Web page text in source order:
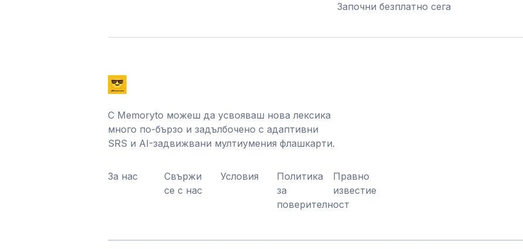
Започни безплатно сега
С Memoryto можеш да усвояваш нова лексика
много по-бързо и задълбочено с адаптивни
SRS и AI-задвижвани мултиумения флашкарти.
За нас
Свържи
се с нас
Условия
Политика
за
поверителност
Правно
известие